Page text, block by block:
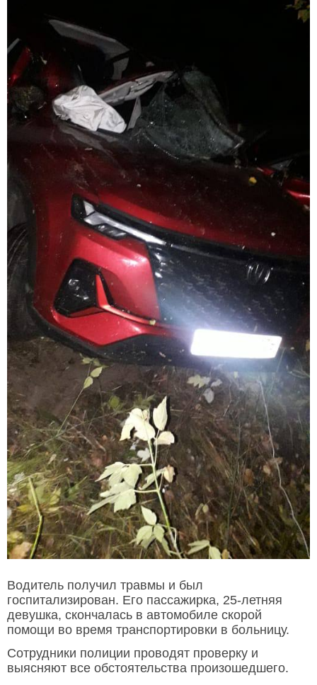
Водитель получил травмы и был
госпитализирован. Его пассажирка, 25-летняя
девушка, скончалась в автомобиле скорой
помощи во время транспортировки в больницу.
Сотрудники полиции проводят проверку и
выясняют все обстоятельства произошедшего.